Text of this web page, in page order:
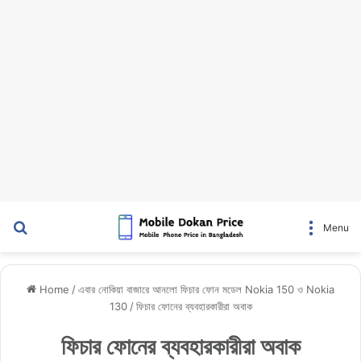
Menu
Home /এবার নোকিয়া বাজারে আনলো ফিচার ফোন মডেল Nokia 150 ও Nokia
130 / ফিচার ফোনের ব্যবহারকারীরা অবাক
ফিচার ফোনের ব্যবহারকারীরা অবাক